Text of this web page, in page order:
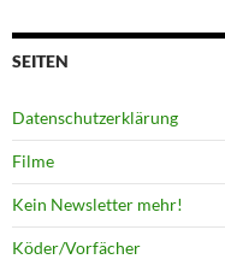
SEITEN
Datenschutzerklärung
Filme
Kein Newsletter mehr!
Köder/Vorfächer